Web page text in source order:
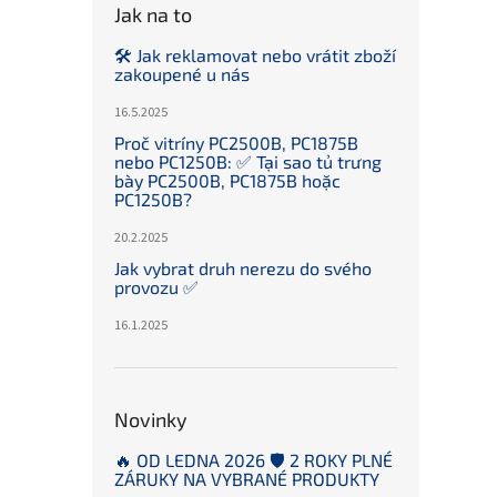
Jak na to
🛠️ Jak reklamovat nebo vrátit zboží
zakoupené u nás
16.5.2025
Proč vitríny PC2500B, PC1875B
nebo PC1250B: ✅ Tại sao tủ trưng
bày PC2500B, PC1875B hoặc
PC1250B?
20.2.2025
Jak vybrat druh nerezu do svého
provozu ✅
16.1.2025
Novinky
🔥 OD LEDNA 2026 🛡️ 2 ROKY PLNÉ
ZÁRUKY NA VYBRANÉ PRODUKTY